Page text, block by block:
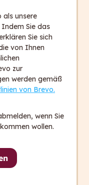
„Ich habe
Menschen
als unsere
Sie das
Sie sich
von Ihnen
zur
werden gemäß
von Brevo.
wenn Sie
wollen.